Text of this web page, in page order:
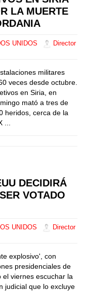
LA MUERTE
UNIDOS
Director
militares
veces desde octubre.
en Siria, en
mató a tres de
heridos, cerca de la
DECIDIRÁ
VOTADO
UNIDOS
Director
explosivo', con
presidenciales de
el viernes escuchar la
judicial que lo excluye